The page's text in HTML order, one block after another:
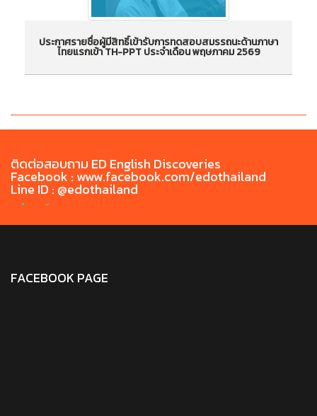
ประกาศรายชื่อผู้มีสิทธิ์เข้ารับการทดสอบสมรรถนะ
ประกาศรายชื่อผู้มีสิทธิ์เข้ารับการทดสอบสมรรถนะด้านภาษา
ไทยแรกเข้า TH-PPT ประจำเดือน พฤษภาคม 2569
ติดต่อสอบถาม ED English Discoveries
Facebook : www.facebook.com/edothailand
Line ID : @edothailand
FACEBOOK PAGE